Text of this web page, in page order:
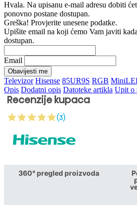
Hvala. Na upisanu e-mail adresu dobiti
ponovno postane dostupan.
Greška! Provjerite unesene podatke.
Upišite email na koji ćemo Vam javiti
dostupan.
Email
Obavijesti me
Televizor Hisense 85UR9S RGB
Opis Dodatni opis Datoteke artikla Upit o
Recenzije kupaca
(3)
360° pregled proizvoda